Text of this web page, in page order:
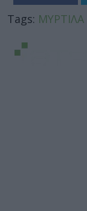
Tags: ΜΥΡΤΙΛΑ